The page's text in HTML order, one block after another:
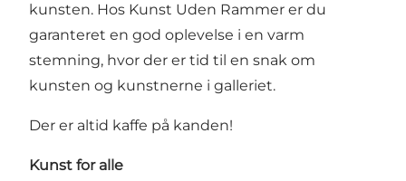
kunsten. Hos Kunst Uden Rammer er du
garanteret en god oplevelse i en varm
stemning, hvor der er tid til en snak om
kunsten og kunstnerne i galleriet.
Der er altid kaffe på kanden!
Kunst for alle